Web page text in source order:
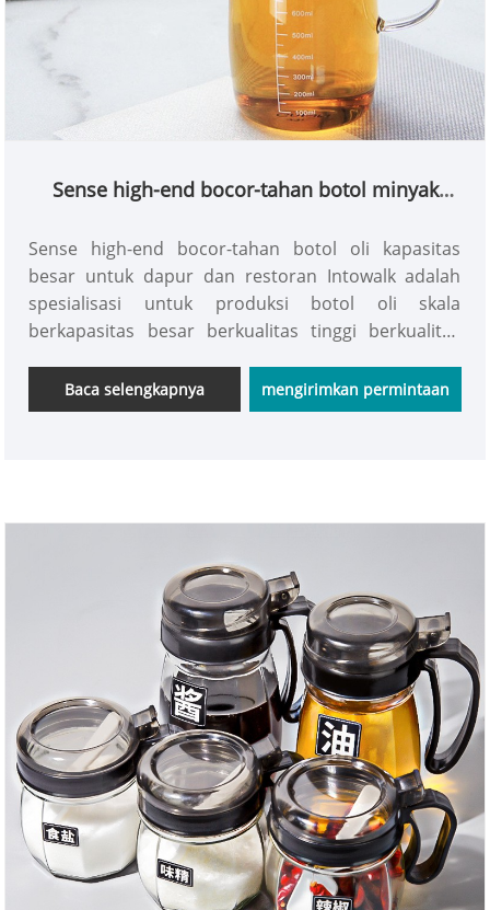
Sense high-end bocor-tahan botol minyak
Sense high-end bocor-tahan botol oli kapasitas
besar untuk dapur dan restoran Intowalk adalah
spesialisasi untuk produksi botol oli skala
berkapasitas besar berkualitas tinggi berkualitas
dengan stainless steel, sentuhan berkualitas tinggi
dari Borosilicon tinggi memberi keluarga
memproduksi produk kaca. Perusahaan kami
penjualan, dan terutama menjual serangkaian
produk kaca seperti pot kaca, gelas kaca, gelas lapis
ganda, set teh, peralatan anggur dan produk kaca
lainnya. Setiap produk yang kami hasilkan dibuat
dengan hati -hati, setiap produk yang kami jual
secara ketat disaring, dan melayani setiap
pelanggan adalah tujuan tertinggi kami.
Baca selengkapnya mengirimkan permintaan